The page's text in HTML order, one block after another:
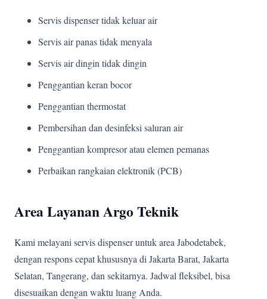
Servis dispenser tidak keluar air
Servis air panas tidak menyala
Servis air dingin tidak dingin
Penggantian keran bocor
Penggantian thermostat
Pembersihan dan desinfeksi saluran air
Penggantian kompresor atau elemen pemanas
Perbaikan rangkaian elektronik (PCB)
Area Layanan Argo Teknik
Kami melayani servis dispenser untuk area Jabodetabek,
dengan respons cepat khususnya di Jakarta Barat, Jakarta
Selatan, Tangerang, dan sekitarnya. Jadwal fleksibel, bisa
disesuaikan dengan waktu luang Anda.